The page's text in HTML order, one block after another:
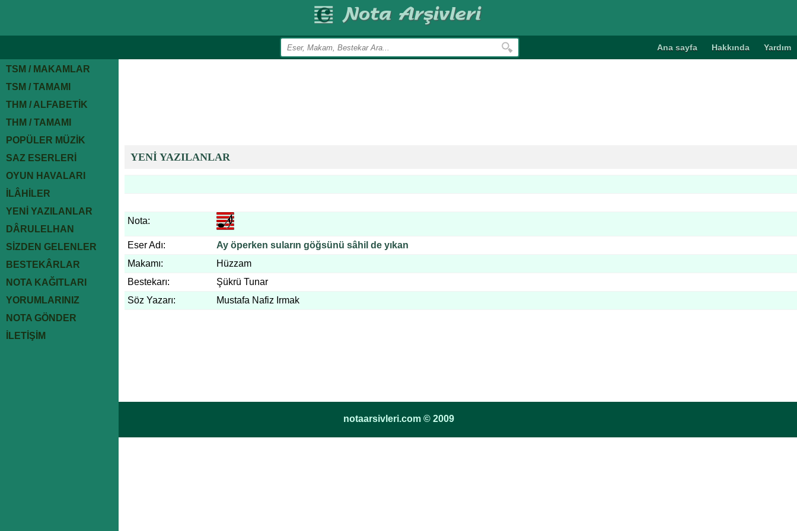
Ana sayfa Hakkında Yardım
TSM / MAKAMLAR
TSM / TAMAMI
THM / ALFABETİK
THM / TAMAMI
POPÜLER MÜZİK
SAZ ESERLERİ
OYUN HAVALARI
İLÂHİLER
YENİ YAZILANLAR
DÂRULELHAN
SİZDEN GELENLER
BESTEKÂRLAR
NOTA KAĞITLARI
YORUMLARINIZ
NOTA GÖNDER
İLETİŞİM
YENİ YAZILANLAR
Nota:
Eser Adı:
Ay öperken suların göğsünü sâhil de yıkan
Makamı:
Hüzzam
Bestekarı:
Şükrü Tunar
Söz Yazarı:
Mustafa Nafiz Irmak
notaarsivleri.com © 2009